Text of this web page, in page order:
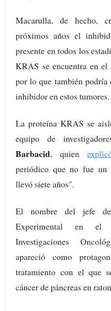
Macarulla, de hecho,
próximos años el
presente en todos los
KRAS se encuentra en
por lo que también podría
inhibidor en estos tumores.
La proteína KRAS se
equipo de
Barbacid, quien
periódico que no fue un
llevó siete años".
El nombre del jefe
Experimental en el
Investigaciones
apareció como
tratamiento con el que
cáncer de páncreas en